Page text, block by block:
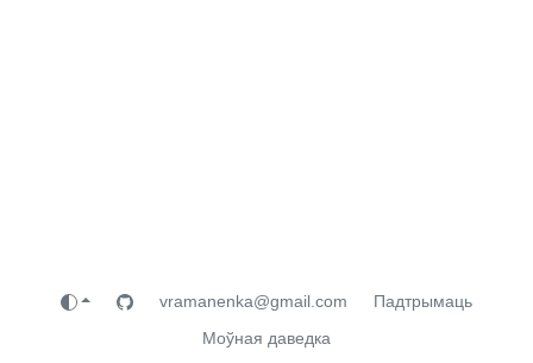
vramanenka@gmail.com
Падтрымаць
Моўная даведка